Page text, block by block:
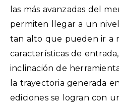
las más avanzadas del
permiten llegar a un
tan alto que pueden ir a
características de
inclinación de
la trayectoria generada
ediciones se logran con